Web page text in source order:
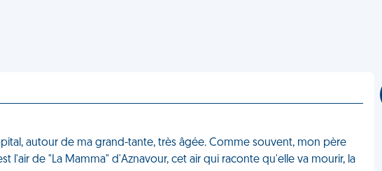
autour de ma grand-tante, très âgée. Comme souvent, mon père
l'air de "La Mamma" d'Aznavour, cet air qui raconte qu'elle va mourir, la